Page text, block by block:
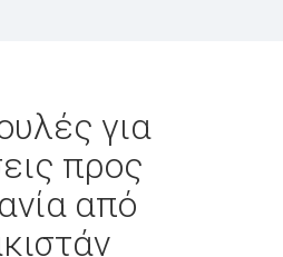
για
προς
από